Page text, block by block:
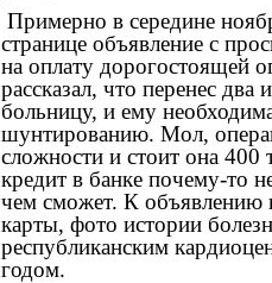
Примерно в середине
странице объявление с
на оплату дорогостоящей
рассказал, что перенес
больницу, и ему
шунтированию. Мол,
сложности и стоит она 400
кредит в банке почему-то
чем сможет. К объявлению
карты, фото истории
республиканским
годом.